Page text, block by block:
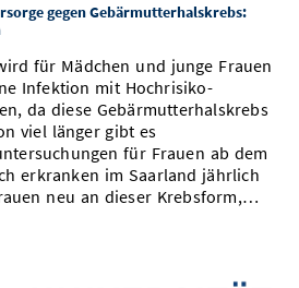
gegen Gebärmutterhalskrebs:
für Mädchen und junge Frauen
Infektion mit Hochrisiko-
da diese Gebärmutterhalskrebs
viel länger gibt es
für Frauen ab dem
erkranken im Saarland jährlich
neu an dieser Krebsform,…